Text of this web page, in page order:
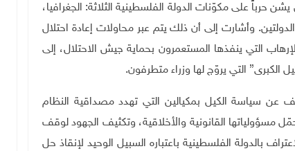
حرباً على مكوّنات الدولة الفلسطينية الثلاثة: الجغرافيا،
وأشارت إلى أن ذلك يتم عبر محاولات إعادة احتلال
التي ينفذها المستعمرون بحماية جيش الاحتلال، إلى
التي يروّج لها وزراء متطرفون.
عن سياسة الكيل بمكيالين التي تهدد مصداقية النظام
مسؤولياتها القانونية والأخلاقية، وتكثيف الجهود لوقف
بالدولة الفلسطينية باعتباره السبيل الوحيد لإنقاذ حل